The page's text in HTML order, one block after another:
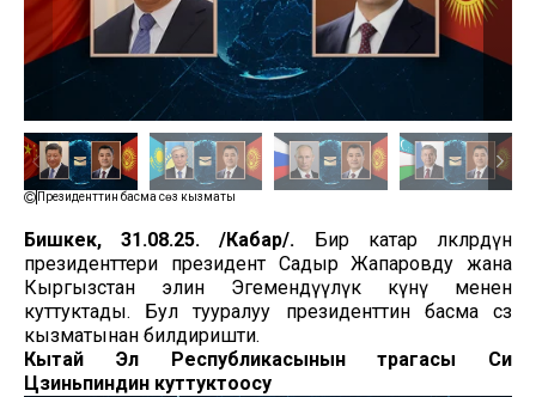
Президенттин басма сөз кызматы
Бишкек, 31.08.25. /Кабар/. Бир катар өлкөлөрдүн
президенттери президент Садыр Жапаровду жана
Кыргызстан элин Эгемендүүлүк күнү менен
куттуктады. Бул тууралуу президенттин басма сөз
кызматынан билдиришти.
Кытай Эл Республикасынын төрагасы Си
Цзиньпиндин куттуктоосу